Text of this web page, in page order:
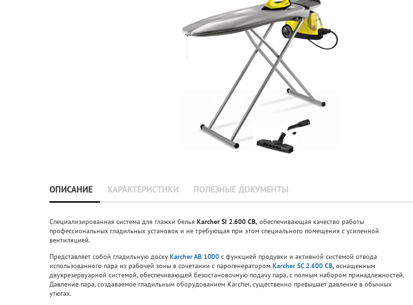
ОПИСАНИЕ ХАРАКТЕРИСТИКИ ПОЛЕЗНЫЕ ДОКУМЕНТЫ
Специализированная система для глажки белья Karcher SI 2.600 CB, обеспечивающая качество работы
профессиональных гладильных установок и не требующая при этом специального помещения с усиленной
вентиляцией.
Представляет собой гладильную доскуKarcher AB 1000 с функцией продувки и активной системой отвода
использованного пара из рабочей зоны в сочетании с парогенератором Karcher SC 2.600 CB, оснащенным
двухрезервуарной системой, обеспечивающей безостановочную подачу пара, с полным набором принадлежностей.
Давление пара, создаваемое гладильным оборудованием Karcher, существенно превышает давление в обычных
утюгах.